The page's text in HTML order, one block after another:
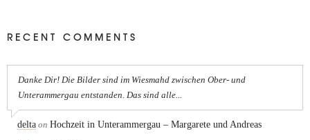
RECENT COMMENTS
Danke Dir! Die Bilder sind im Wiesmahd zwischen Ober- und
Unterammergau entstanden. Das sind alle...
delta on Hochzeit in Unterammergau – Margarete und Andreas